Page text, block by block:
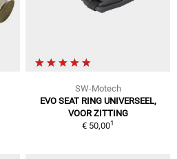
SW-Motech
EVO SEAT RING UNIVERSEEL,
VOOR ZITTING
€ 50,001